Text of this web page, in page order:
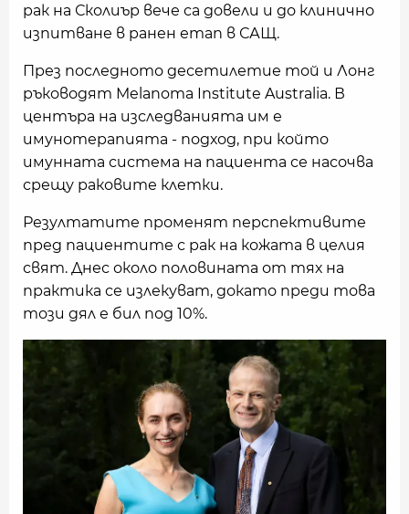
рак на Сколиър вече са довели и до клинично
изпитване в ранен етап в САЩ.
През последното десетилетие той и Лонг
ръководят Melanoma Institute Australia. В
центъра на изследванията им е
имунотерапията - подход, при който
имунната система на пациента се насочва
срещу раковите клетки.
Резултатите променят перспективите
пред пациентите с рак на кожата в целия
свят. Днес около половината от тях на
практика се излекуват, докато преди това
този дял е бил под 10%.